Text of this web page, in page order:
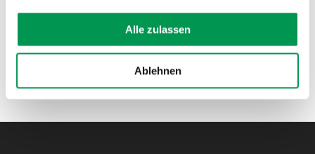
Alle zulassen
Ablehnen